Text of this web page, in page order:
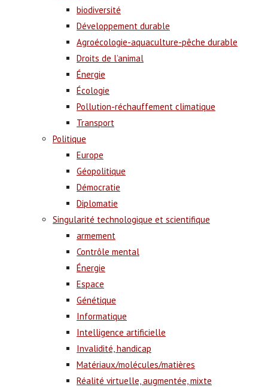
biodiversité
Développement durable
Agroécologie-aquaculture-pêche durable
Droits de l’animal
Énergie
Écologie
Pollution-réchauffement climatique
Transport
Politique
Europe
Géopolitique
Démocratie
Diplomatie
Singularité technologique et scientifique
armement
Contrôle mental
Énergie
Espace
Génétique
Informatique
Intelligence artificielle
Invalidité, handicap
Matériaux/molécules/matières
Réalité virtuelle, augmentée, mixte